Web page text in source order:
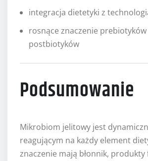
integracja dietetyki z
rosnące znaczenie prebiotyków
postbiotyków
Podsumowanie
Mikrobiom jelitowy jest
reagującym na każdy element
znaczenie mają błonnik,